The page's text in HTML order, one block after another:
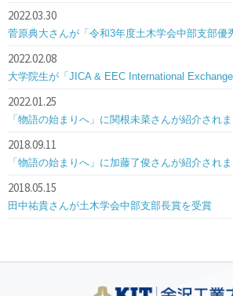
2022.03.30
菅原典大さんが「令和3年度土木学会中部支部優
2022.02.08
大学院生が「JICA & EEC International
2022.01.25
「物語の始まりへ」に関根未菜さんが紹介され
2018.09.11
「物語の始まりへ」に加藤了俊さんが紹介され
2018.05.15
田中祐貴さんが土木学会中部支部長賞を受賞